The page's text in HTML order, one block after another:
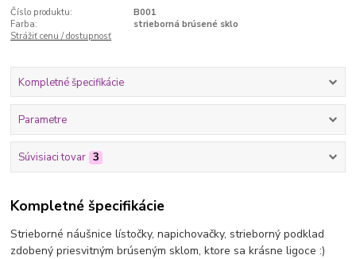
Číslo produktu:
B001
Farba:
strieborná brúsené sklo
Strážiť cenu / dostupnosť
Kompletné špecifikácie
Parametre
Súvisiaci tovar 3
Kompletné špecifikácie
Strieborné náušnice lístočky, napichovačky, strieborný podklad
zdobený priesvitným brúseným sklom, ktore sa krásne ligoce :)